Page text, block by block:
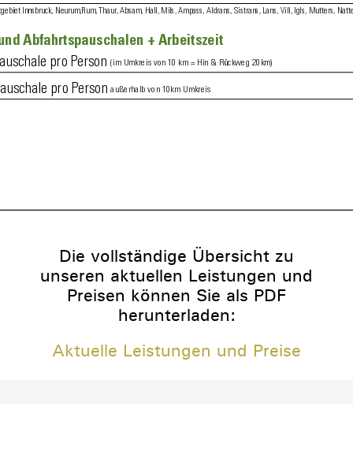
Die vollständige Übersicht zu
unseren aktuellen Leistungen und
Preisen können Sie als PDF
herunterladen:
Aktuelle Leistungen und Preise